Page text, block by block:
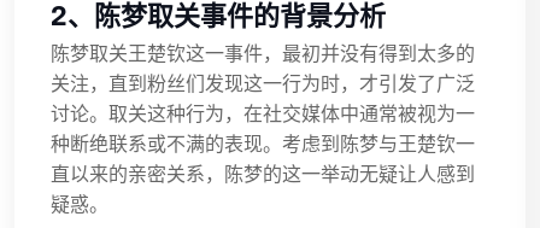
2、陈梦取关事件的背景分析
陈梦取关王楚钦这一事件，最初并没有得到太多的
关注，直到粉丝们发现这一行为时，才引发了广泛
讨论。取关这种行为，在社交媒体中通常被视为一
种断绝联系或不满的表现。考虑到陈梦与王楚钦一
直以来的亲密关系，陈梦的这一举动无疑让人感到
疑惑。